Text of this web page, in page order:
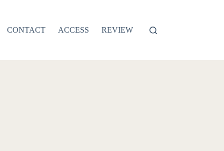
CONTACT ACCESS REVIEW